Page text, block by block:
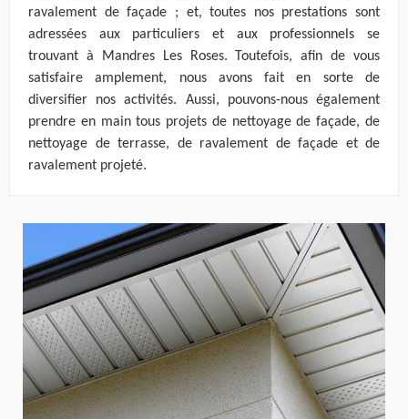
ravalement de façade ; et, toutes nos prestations sont
adressées aux particuliers et aux professionnels se
trouvant à Mandres Les Roses. Toutefois, afin de vous
satisfaire amplement, nous avons fait en sorte de
diversifier nos activités. Aussi, pouvons-nous également
prendre en main tous projets de nettoyage de façade, de
nettoyage de terrasse, de ravalement de façade et de
ravalement projeté.